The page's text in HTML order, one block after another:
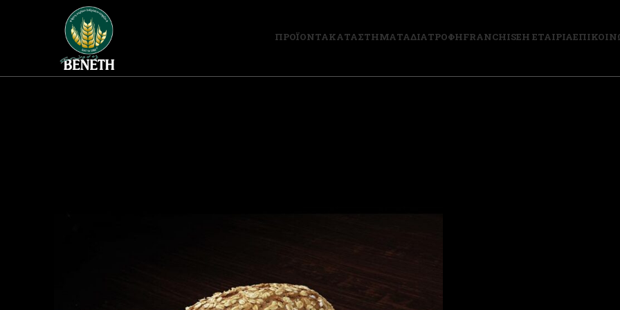
ΠΡΟΪΟΝΤΑΚΑΤΑΣΤΗΜΑΤΑΔΙΑΤΡΟΦΗFRANCHISEΗ ΕΤΑΙΡΙΑ